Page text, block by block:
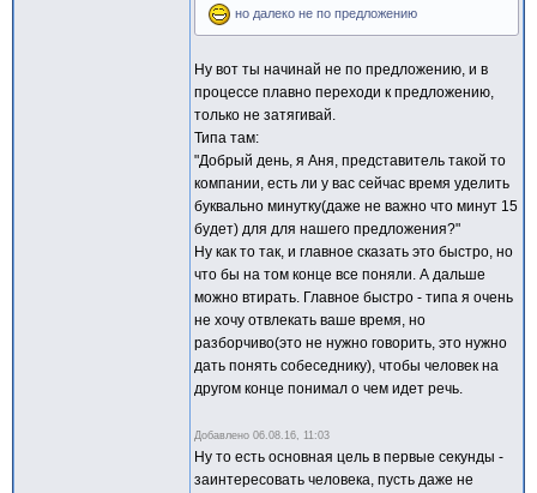
но далеко не по предложению
Ну вот ты начинай не по предложению, и в
процессе плавно переходи к предложению,
только не затягивай.
Типа там:
"Добрый день, я Аня, представитель такой то
компании, есть ли у вас сейчас время уделить
буквально минутку(даже не важно что минут 15
будет) для для нашего предложения?"
Ну как то так, и главное сказать это быстро, но
что бы на том конце все поняли. А дальше
можно втирать. Главное быстро - типа я очень
не хочу отвлекать ваше время, но
разборчиво(это не нужно говорить, это нужно
дать понять собеседнику), чтобы человек на
другом конце понимал о чем идет речь.
Добавлено 06.08.16, 11:03
Ну то есть основная цель в первые секунды -
заинтересовать человека, пусть даже не